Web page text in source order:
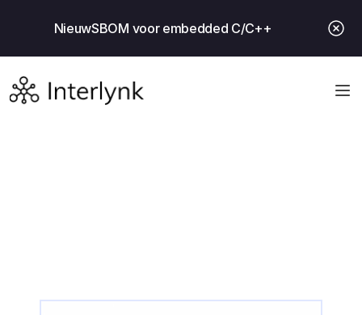
NieuwSBOM voor embedded C/C++